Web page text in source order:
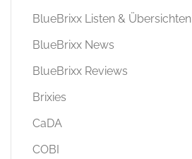
BlueBrixx Listen & Übersichten
BlueBrixx News
BlueBrixx Reviews
Brixies
CaDA
COBI